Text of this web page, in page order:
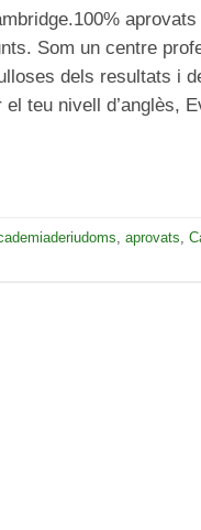
Som un centre
dels resultats i
teu nivell d’anglès,
aprovats